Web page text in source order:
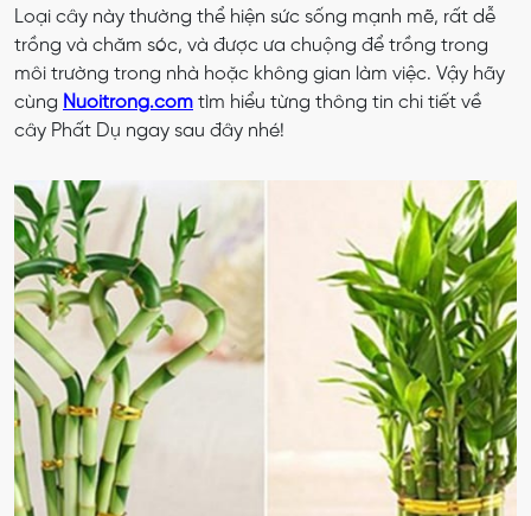
Loại cây này thường thể hiện sức sống mạnh mẽ, rất dễ
trồng và chăm sóc, và được ưa chuộng để trồng trong
môi trường trong nhà hoặc không gian làm việc. Vậy hãy
cùng Nuoitrong.com tìm hiểu từng thông tin chi tiết về
cây Phất Dụ ngay sau đây nhé!